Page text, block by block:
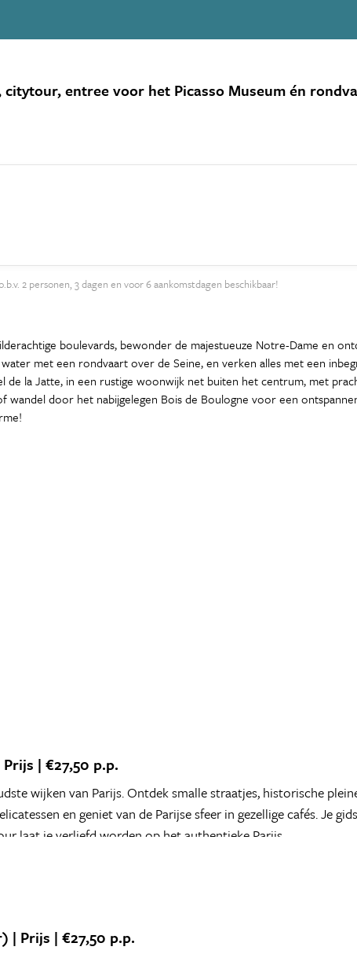
entree voor het Picasso Museum én
2 personen, 3 dagen en voor 6 aankomstdagen beschikbaar!
boulevards, bewonder de majestueuze Notre-Dame en
met een rondvaart over de Seine, en verken alles met een
la Jatte, in een rustige woonwijk net buiten het centrum, met
door het nabijgelegen Bois de Boulogne voor een
| €27,50 p.p.
wijken van Parijs. Ontdek smalle straatjes, historische
en geniet van de Parijse sfeer in gezellige cafés. Je
laat je verliefd worden op het authentieke Parijs.
| Prijs | €27,50 p.p.